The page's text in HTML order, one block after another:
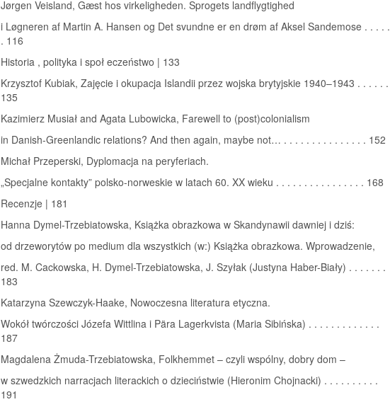
Jørgen Veisland, Gæst hos virkeligheden. Sprogets landflygtighed
i Løgneren af Martin A. Hansen og Det svundne er en drøm af Aksel Sandemose . . . . .
. 116
Historia , polityka i społ eczeństwo | 133
Krzysztof Kubiak, Zajęcie i okupacja Islandii przez wojska brytyjskie 1940–1943 . . . . . .
135
Kazimierz Musiał and Agata Lubowicka, Farewell to (post)colonialism
in Danish-Greenlandic relations? And then again, maybe not… . . . . . . . . . . . . . . . 152
Michał Przeperski, Dyplomacja na peryferiach.
„Specjalne kontakty” polsko-norweskie w latach 60. XX wieku . . . . . . . . . . . . . . . . 168
Recenzje | 181
Hanna Dymel-Trzebiatowska, Książka obrazkowa w Skandynawii dawniej i dziś:
od drzeworytów po medium dla wszystkich (w:) Książka obrazkowa. Wprowadzenie,
red. M. Cackowska, H. Dymel-Trzebiatowska, J. Szyłak (Justyna Haber-Biały) . . . . . . .
183
Katarzyna Szewczyk-Haake, Nowoczesna literatura etyczna.
Wokół twórczości Józefa Wittlina i Pära Lagerkvista (Maria Sibińska) . . . . . . . . . . . . .
187
Magdalena Żmuda-Trzebiatowska, Folkhemmet – czyli wspólny, dobry dom –
w szwedzkich narracjach literackich o dzieciństwie (Hieronim Chojnacki) . . . . . . . . . .
191